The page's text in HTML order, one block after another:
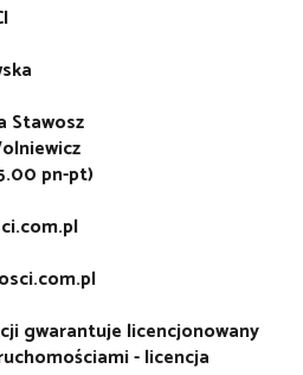
Stawosz
pn-pt)
gwarantuje licencjonowany
- licencja